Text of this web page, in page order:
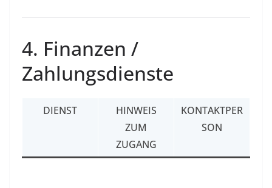
4. Finanzen /
Zahlungsdienste
DIENST
HINWEIS
ZUM
ZUGANG
KONTAKTPER
SON